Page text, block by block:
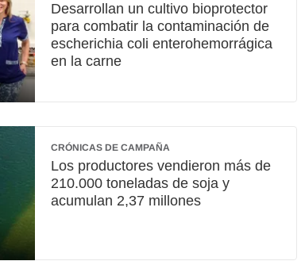
Desarrollan un cultivo bioprotector
para combatir la contaminación de
escherichia coli enterohemorrágica
en la carne
CRÓNICAS DE CAMPAÑA
Los productores vendieron más de
210.000 toneladas de soja y
acumulan 2,37 millones